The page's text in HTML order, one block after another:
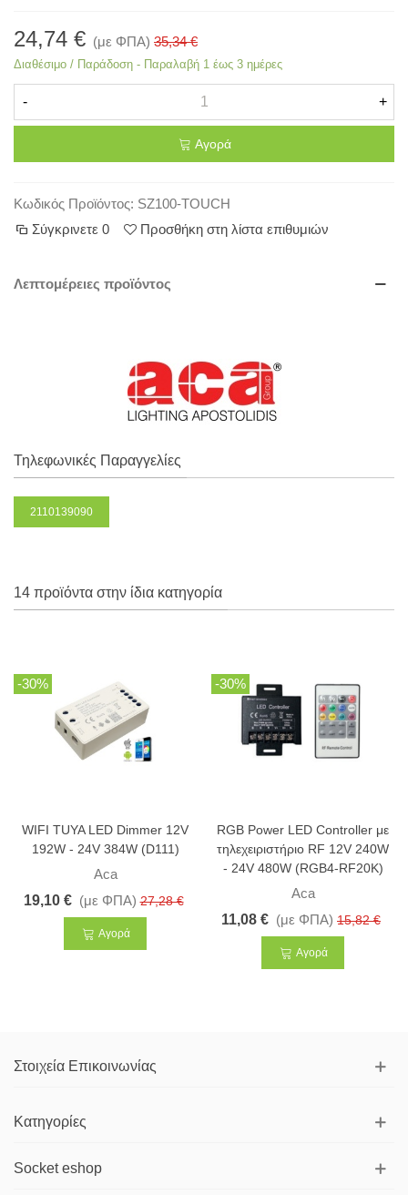
24,74 € (με ΦΠΑ) 35,34 €
Διαθέσιμο / Παράδοση - Παραλαβή 1 έως 3 ημέρες
- +
Αγορά
Κωδικός Προϊόντος: SZ100-TOUCH
Σύγκρινετε 0 Προσθήκη στη λίστα επιθυμιών
Λεπτομέρειες προϊόντος
Τηλεφωνικές Παραγγελίες
2110139090
14 προϊόντα στην ίδια κατηγορία
-30%
WIFI TUYA LED Dimmer 12V
192W - 24V 384W (D111)
Aca
19,10 € (με ΦΠΑ) 27,28 €
Αγορά
-30%
RGB Power LED Controller με
τηλεχειριστήριο RF 12V 240W
- 24V 480W (RGB4-RF20K)
Aca
11,08 € (με ΦΠΑ) 15,82 €
Αγορά
Στοιχεία Επικοινωνίας
Κατηγορίες
Socket eshop